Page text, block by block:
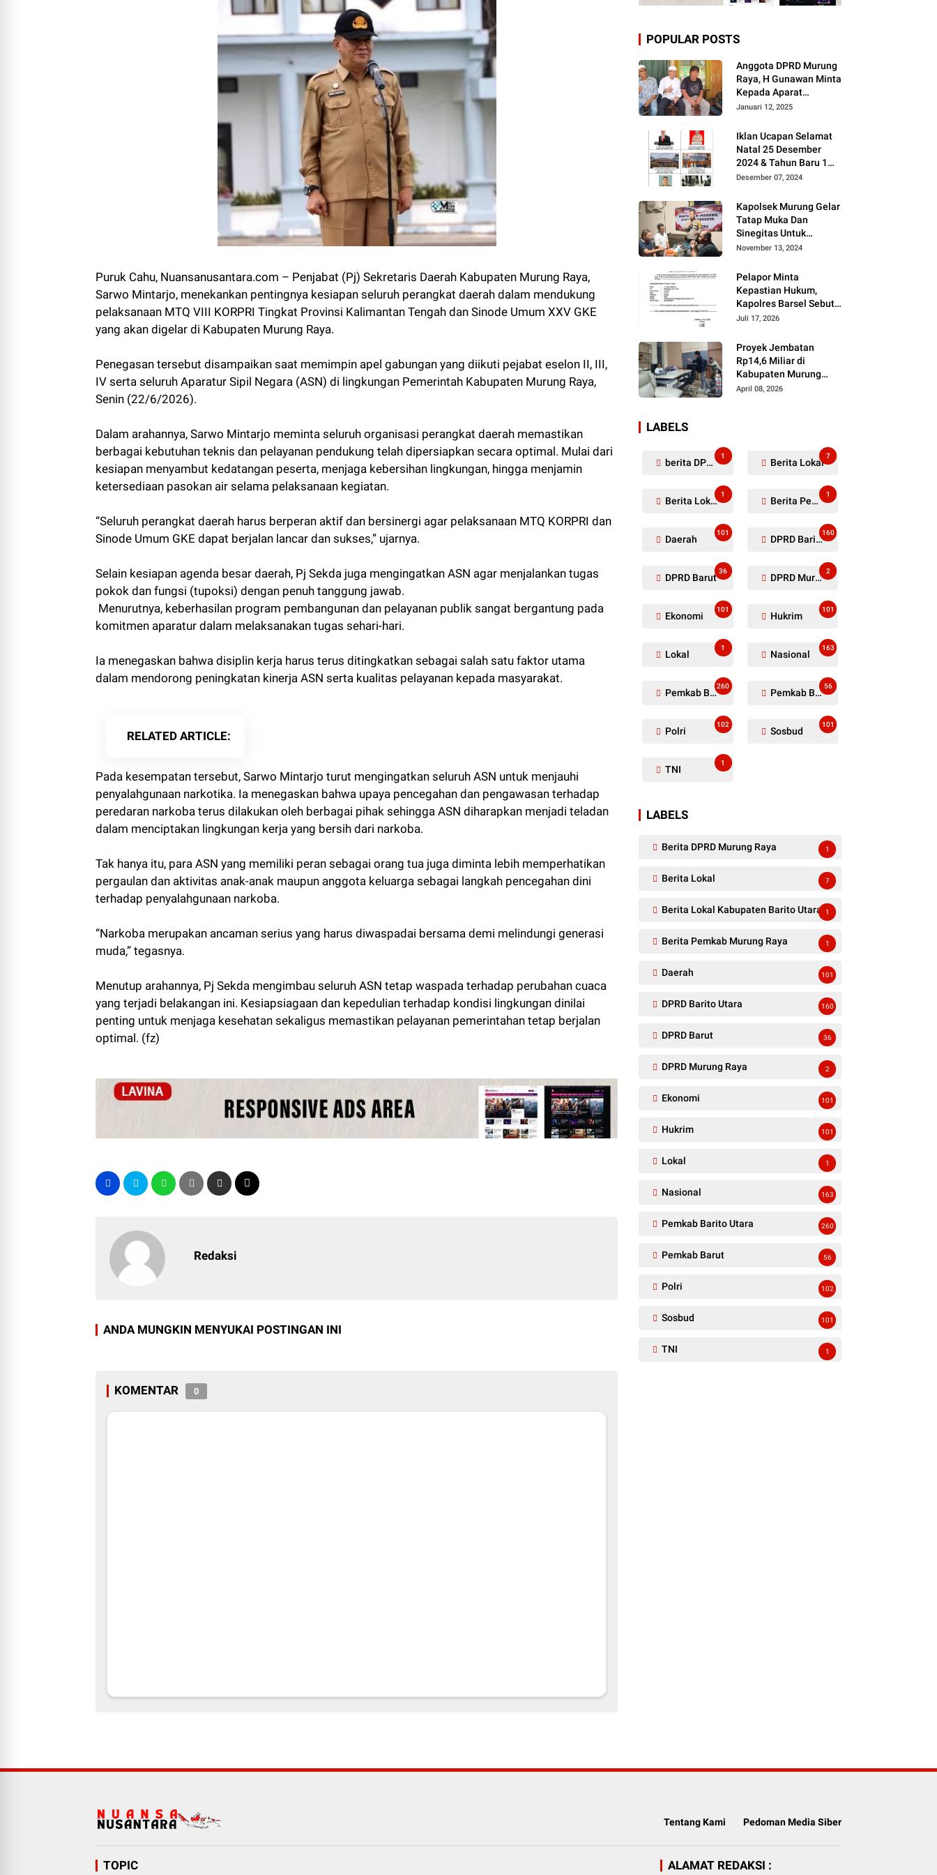
Puruk Cahu, Nuansanusantara.com – Penjabat (Pj) Sekretaris Daerah Kabupaten Murung Raya,
Sarwo Mintarjo, menekankan pentingnya kesiapan seluruh perangkat daerah dalam mendukung
pelaksanaan MTQ VIII KORPRI Tingkat Provinsi Kalimantan Tengah dan Sinode Umum XXV GKE
yang akan digelar di Kabupaten Murung Raya.
Penegasan tersebut disampaikan saat memimpin apel gabungan yang diikuti pejabat eselon II, III,
IV serta seluruh Aparatur Sipil Negara (ASN) di lingkungan Pemerintah Kabupaten Murung Raya,
Senin (22/6/2026).
Dalam arahannya, Sarwo Mintarjo meminta seluruh organisasi perangkat daerah memastikan
berbagai kebutuhan teknis dan pelayanan pendukung telah dipersiapkan secara optimal. Mulai dari
kesiapan menyambut kedatangan peserta, menjaga kebersihan lingkungan, hingga menjamin
ketersediaan pasokan air selama pelaksanaan kegiatan.
“Seluruh perangkat daerah harus berperan aktif dan bersinergi agar pelaksanaan MTQ KORPRI dan
Sinode Umum GKE dapat berjalan lancar dan sukses,” ujarnya.
Selain kesiapan agenda besar daerah, Pj Sekda juga mengingatkan ASN agar menjalankan tugas
pokok dan fungsi (tupoksi) dengan penuh tanggung jawab.
Menurutnya, keberhasilan program pembangunan dan pelayanan publik sangat bergantung pada
komitmen aparatur dalam melaksanakan tugas sehari-hari.
Ia menegaskan bahwa disiplin kerja harus terus ditingkatkan sebagai salah satu faktor utama
dalam mendorong peningkatan kinerja ASN serta kualitas pelayanan kepada masyarakat.
RELATED ARTICLE
Pada kesempatan tersebut, Sarwo Mintarjo turut mengingatkan seluruh ASN untuk menjauhi
penyalahgunaan narkotika. Ia menegaskan bahwa upaya pencegahan dan pengawasan terhadap
peredaran narkoba terus dilakukan oleh berbagai pihak sehingga ASN diharapkan menjadi teladan
dalam menciptakan lingkungan kerja yang bersih dari narkoba.
Tak hanya itu, para ASN yang memiliki peran sebagai orang tua juga diminta lebih memperhatikan
pergaulan dan aktivitas anak-anak maupun anggota keluarga sebagai langkah pencegahan dini
terhadap penyalahgunaan narkoba.
“Narkoba merupakan ancaman serius yang harus diwaspadai bersama demi melindungi generasi
muda,” tegasnya.
Menutup arahannya, Pj Sekda mengimbau seluruh ASN tetap waspada terhadap perubahan cuaca
yang terjadi belakangan ini. Kesiapsiagaan dan kepedulian terhadap kondisi lingkungan dinilai
penting untuk menjaga kesehatan sekaligus memastikan pelayanan pemerintahan tetap berjalan
optimal. (fz)
Redaksi
ANDA MUNGKIN MENYUKAI POSTINGAN INI
KOMENTAR 0
POPULAR POSTS
Anggota DPRD Murung
Raya, H Gunawan Minta
Kepada Aparat
Berantas judi dan
Instruksi Presiden RI
Januari 12, 2025
Iklan Ucapan Selamat
Natal 25 Desember
2024 & Tahun Baru 1
Januari 2025
Desember 07, 2024
Kapolsek Murung Gelar
Tatap Muka Dan
Sinegitas Untuk
Menjaga Situasi
Kondusif Dengan Insan
Pers
November 13, 2024
Pelapor Minta
Kepastian Hukum,
Kapolres Barsel Sebut
Dugaan Penyerobotan
Juli 17, 2026
Proyek Jembatan
Rp14,6 Miliar di
Kabupaten Murung
Raya Mangkrak,
April 08, 2026
LABELS
berita DPRD Murung Raya
1
Berita Lokal
7
Berita Lokal Kabupaten Barito Utara
1
Berita Pemkab Murung Raya
1
Daerah
101
DPRD Barito Utara
160
DPRD Barut
36
DPRD Murung Raya
2
Ekonomi
101
Hukrim
101
Lokal
1
Nasional
163
Pemkab Barito Utara
260
Pemkab Barut
56
Polri
102
Sosbud
101
TNI
1
LABELS
Berita DPRD Murung Raya 1
Berita Lokal 7
Berita Lokal Kabupaten Barito Utara 1
Berita Pemkab Murung Raya 1
Daerah 101
DPRD Barito Utara 160
DPRD Barut 36
DPRD Murung Raya 2
Ekonomi 101
Hukrim 101
Lokal 1
Nasional 163
Pemkab Barito Utara 260
Pemkab Barut 56
Polri 102
Sosbud 101
TNI 1
Tentang Kami Pedoman Media Siber
TOPIC ALAMAT REDAKSI :